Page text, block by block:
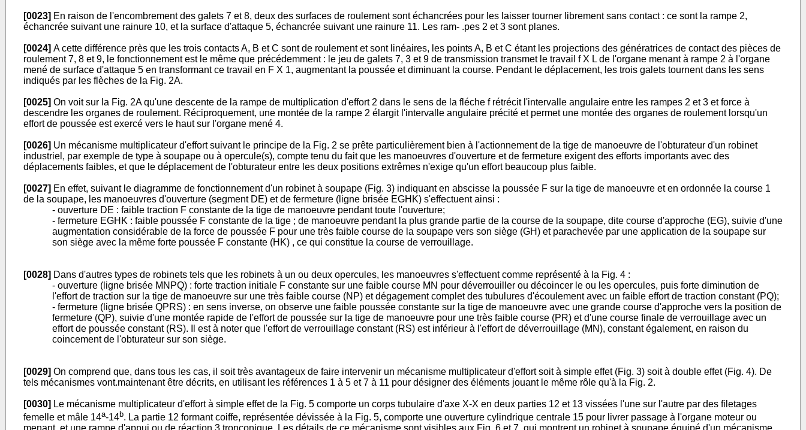
[0023] En raison de l'encombrement des galets 7 et 8, deux des surfaces de roulement sont échancrées pour les laisser tourner librement sans contact : ce sont la rampe 2,
échancrée suivant une rainure 10, et la surface d'attaque 5, échancrée suivant une rainure 11. Les ram- .pes 2 et 3 sont planes.
[0024] A cette différence près que les trois contacts A, B et C sont de roulement et sont linéaires, les points A, B et C étant les projections des génératrices de contact des pièces de
roulement 7, 8 et 9, le fonctionnement est le même que précédemment : le jeu de galets 7, 3 et 9 de transmission transmet le travail f X L de l'organe menant à rampe 2 à l'organe
mené de surface d'attaque 5 en transformant ce travail en F X 1, augmentant la poussée et diminuant la course. Pendant le déplacement, les trois galets tournent dans les sens
indiqués par les flèches de la Fig. 2A.
[0025] On voit sur la Fig. 2A qu'une descente de la rampe de multiplication d'effort 2 dans le sens de la fléche f rétrécit l'intervalle angulaire entre les rampes 2 et 3 et force à
descendre les organes de roulement. Réciproquement, une montée de la rampe 2 élargit l'intervalle angulaire précité et permet une montée des organes de roulement lorsqu'un
effort de poussée est exercé vers le haut sur l'organe mené 4.
[0026] Un mécanisme multiplicateur d'effort suivant le principe de la Fig. 2 se prête particulièrement bien à l'actionnement de la tige de manoeuvre de l'obturateur d'un robinet
industriel, par exemple de type à soupape ou à opercule(s), compte tenu du fait que les manoeuvres d'ouverture et de fermeture exigent des efforts importants avec des
déplacements faibles, et que le déplacement de l'obturateur entre les deux positions extrêmes n'exige qu'un effort beaucoup plus faible.
[0027] En effet, suivant le diagramme de fonctionnement d'un robinet à soupape (Fig. 3) indiquant en abscisse la poussée F sur la tige de manoeuvre et en ordonnée la course 1
de la soupape, les manoeuvres d'ouverture (segment DE) et de fermeture (ligne brisée EGHK) s'effectuent ainsi :
- ouverture DE : faible traction F constante de la tige de manoeuvre pendant toute l'ouverture;
- fermeture EGHK : faible poussée F constante de la tige ; de manoeuvre pendant la plus grande partie de la course de la soupape, dite course d'approche (EG), suivie d'une
augmentation considérable de la force de poussée F pour une très faible course de la soupape vers son siège (GH) et parachevée par une application de la soupape sur
son siège avec la même forte poussée F constante (HK) , ce qui constitue la course de verrouillage.
[0028] Dans d'autres types de robinets tels que les robinets à un ou deux opercules, les manoeuvres s'effectuent comme représenté à la Fig. 4 :
- ouverture (ligne brisée MNPQ) : forte traction initiale F constante sur une faible course MN pour déverrouiller ou décoincer le ou les opercules, puis forte diminution de
l'effort de traction sur la tige de manoeuvre sur une très faible course (NP) et dégagement complet des tubulures d'écoulement avec un faible effort de traction constant (PQ);
- fermeture (ligne brisée QPRS) : en sens inverse, on observe une faible poussée constante sur la tige de manoeuvre avec une grande course d'approche vers la position de
fermeture (QP), suivie d'une montée rapide de l'effort de poussée sur la tige de manoeuvre pour une très faible course (PR) et d'une course finale de verrouillage avec un
effort de poussée constant (RS). Il est à noter que l'effort de verrouillage constant (RS) est inférieur à l'effort de déverrouillage (MN), constant également, en raison du
coincement de l'obturateur sur son siège.
[0029] On comprend que, dans tous les cas, il soit très avantageux de faire intervenir un mécanisme multiplicateur d'effort soit à simple effet (Fig. 3) soit à double effet (Fig. 4). De
tels mécanismes vont.maintenant être décrits, en utilisant les références 1 à 5 et 7 à 11 pour désigner des éléments jouant le même rôle qu'à la Fig. 2.
[0030] Le mécanisme multiplicateur d'effort à simple effet de la Fig. 5 comporte un corps tubulaire d'axe X-X en deux parties 12 et 13 vissées l'une sur l'autre par des filetages
femelle et mâle 14a-14b. La partie 12 formant coiffe, représentée dévissée à la Fig. 5, comporte une ouverture cylindrique centrale 15 pour livrer passage à l'organe moteur ou